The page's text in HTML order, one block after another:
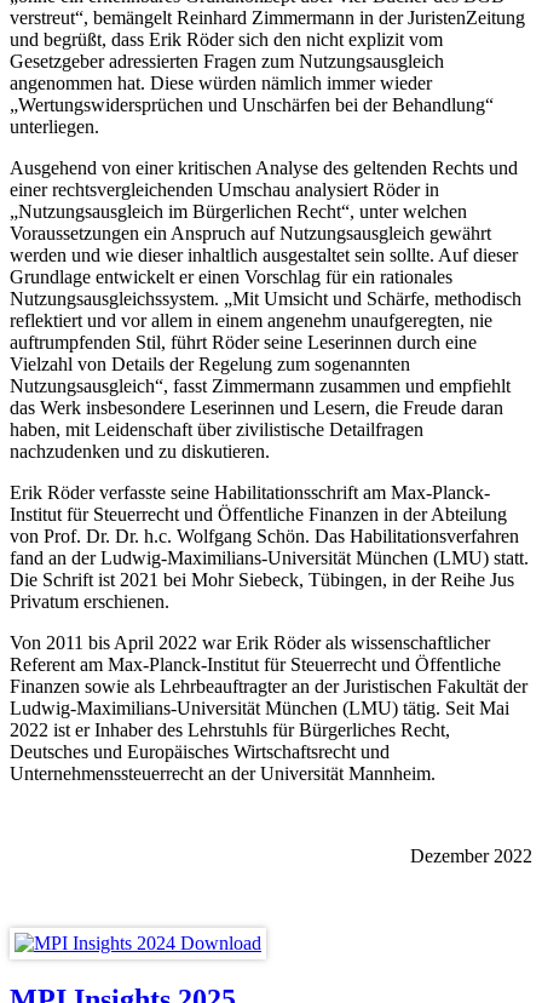
verstreut“, bemängelt Reinhard Zimmermann in der JuristenZeitung
und begrüßt, dass Erik Röder sich den nicht explizit vom
Gesetzgeber adressierten Fragen zum Nutzungsausgleich
angenommen hat. Diese würden nämlich immer wieder
„Wertungswidersprüchen und Unschärfen bei der Behandlung“
unterliegen.
Ausgehend von einer kritischen Analyse des geltenden Rechts und
einer rechtsvergleichenden Umschau analysiert Röder in
„Nutzungsausgleich im Bürgerlichen Recht“, unter welchen
Voraussetzungen ein Anspruch auf Nutzungsausgleich gewährt
werden und wie dieser inhaltlich ausgestaltet sein sollte. Auf dieser
Grundlage entwickelt er einen Vorschlag für ein rationales
Nutzungsausgleichssystem. „Mit Umsicht und Schärfe, methodisch
reflektiert und vor allem in einem angenehm unaufgeregten, nie
auftrumpfenden Stil, führt Röder seine Leserinnen durch eine
Vielzahl von Details der Regelung zum sogenannten
Nutzungsausgleich“, fasst Zimmermann zusammen und empfiehlt
das Werk insbesondere Leserinnen und Lesern, die Freude daran
haben, mit Leidenschaft über zivilistische Detailfragen
nachzudenken und zu diskutieren.
Erik Röder verfasste seine Habilitationsschrift am Max-Planck-
Institut für Steuerrecht und Öffentliche Finanzen in der Abteilung
von Prof. Dr. Dr. h.c. Wolfgang Schön. Das Habilitationsverfahren
fand an der Ludwig-Maximilians-Universität München (LMU) statt.
Die Schrift ist 2021 bei Mohr Siebeck, Tübingen, in der Reihe Jus
Privatum erschienen.
Von 2011 bis April 2022 war Erik Röder als wissenschaftlicher
Referent am Max-Planck-Institut für Steuerrecht und Öffentliche
Finanzen sowie als Lehrbeauftragter an der Juristischen Fakultät der
Ludwig-Maximilians-Universität München (LMU) tätig. Seit Mai
2022 ist er Inhaber des Lehrstuhls für Bürgerliches Recht,
Deutsches und Europäisches Wirtschaftsrecht und
Unternehmenssteuerrecht an der Universität Mannheim.
Dezember 2022